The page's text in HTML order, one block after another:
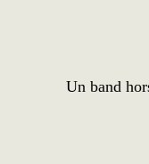
Un band